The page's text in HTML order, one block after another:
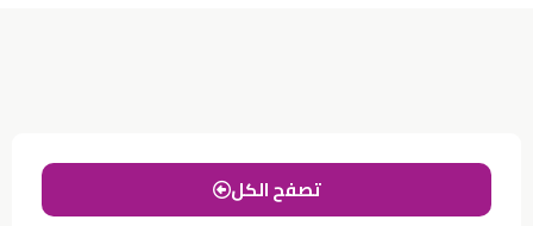
تصفح الكل